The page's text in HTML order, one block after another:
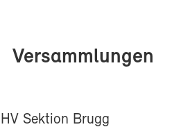
Versammlungen
HV Sektion Brugg